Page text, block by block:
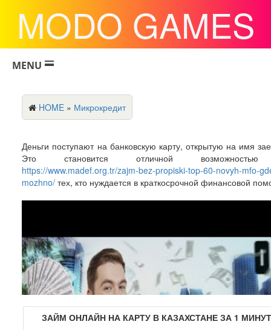
MODO GAMES
MENU
HOME » Микрокредит
Деньги поступают на банковскую карту, открытую на имя
Это становится отличной
https://www.madef.org.tr/zajm-bez-propiski-top-60-novyh-mfo-
mozhno/ тех, кто нуждается в краткосрочной финансовой
ЗАЙМ ОНЛАЙН НА КАРТУ В КАЗАХСТАНЕ ЗА 1